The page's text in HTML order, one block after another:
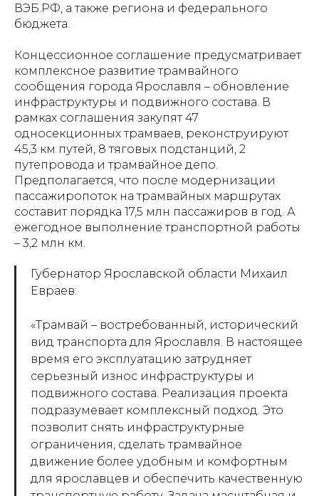
ВЭБ.РФ, а также региона и федерального
бюджета.
Концессионное соглашение предусматривает
комплексное развитие трамвайного
сообщения города Ярославля – обновление
инфраструктуры и подвижного состава. В
рамках соглашения закупят 47
односекционных трамваев, реконструируют
45,3 км путей, 8 тяговых подстанций, 2
путепровода и трамвайное депо.
Предполагается, что после модернизации
пассажиропоток на трамвайных маршрутах
составит порядка 17,5 млн пассажиров в год. А
ежегодное выполнение транспортной работы
– 3,2 млн км.
Губернатор Ярославской области Михаил
Евраев:
«Трамвай – востребованный, исторический
вид транспорта для Ярославля. В настоящее
время его эксплуатацию затрудняет
серьезный износ инфраструктуры и
подвижного состава. Реализация проекта
подразумевает комплексный подход. Это
позволит снять инфраструктурные
ограничения, сделать трамвайное
движение более удобным и комфортным
для ярославцев и обеспечить качественную